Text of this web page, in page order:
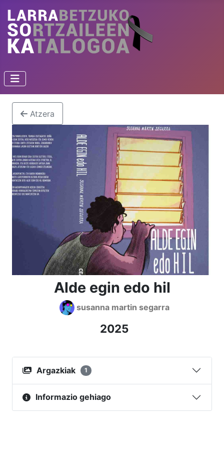
Atzera
Alde egin edo hil
susanna martin segarra
2025
Argazkiak 1
Informazio gehiago